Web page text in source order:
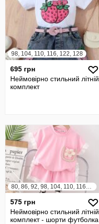
98, 104, 110, 116, 122, 128
695 грн
Неймовірно стильний літній
комплект
80, 86, 92, 98, 104, 110, 116, 122
575 грн
Неймовірно стильний літній
комплект - шорти футболка